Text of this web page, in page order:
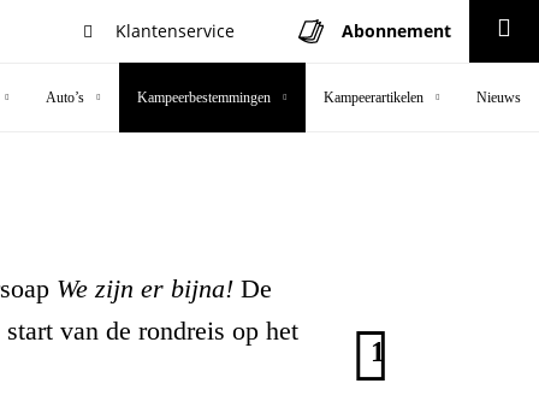
Klantenservice Abonnement
Auto’s Kampeerbestemmingen Kampeerartikelen Nieuws
We zijn er bijna! De
van de rondreis op het
1